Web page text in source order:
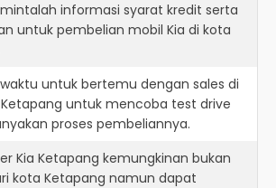
informasi syarat kredit serta
untuk pembelian mobil Kia di kota
untuk bertemu dengan sales di
Ketapang untuk mencoba test drive
proses pembeliannya.
Kia Ketapang kemungkinan bukan
kota Ketapang namun dapat